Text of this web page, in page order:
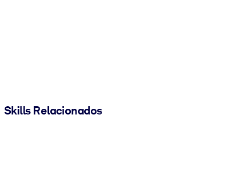
Skills Relacionados